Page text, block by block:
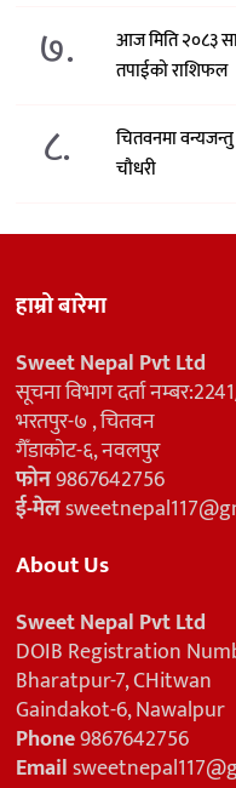
७.
आज मिति २०८३
तपाईको राशिफल
८.
चितवनमा
चौधरी
हाम्रो बारेमा
Sweet Nepal Pvt Ltd
सूचना विभाग दर्ता
भरतपुर-७ , चितवन
गैँडाकोट-६, नवलपुर
फोन9867642756
ई-मेल
About Us
Sweet Nepal Pvt Ltd
DOIB Registration
Bharatpur-7, CHitwan
Gaindakot-6, Nawalpur
Phone9867642756
Email